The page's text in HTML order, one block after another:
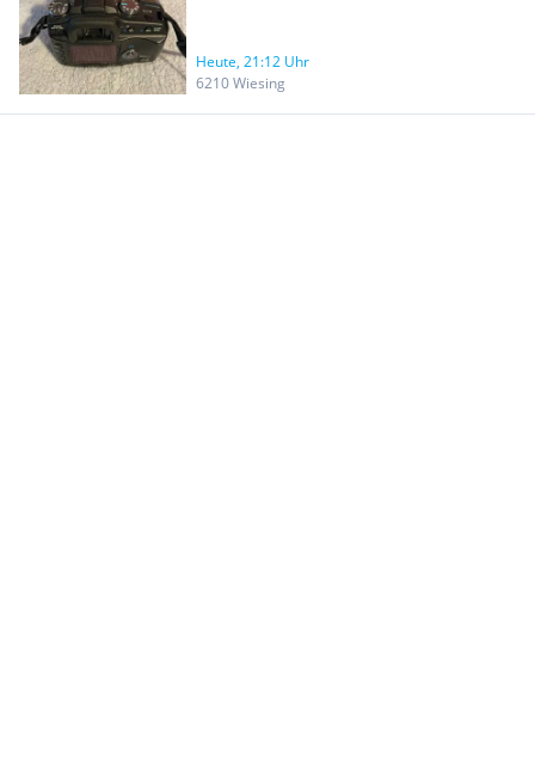
Heute, 21:12 Uhr
6210 Wiesing